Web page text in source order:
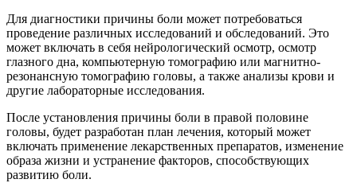
Для диагностики причины боли может потребоваться
проведение различных исследований и обследований. Это
может включать в себя нейрологический осмотр, осмотр
глазного дна, компьютерную томографию или магнитно-
резонансную томографию головы, а также анализы крови и
другие лабораторные исследования.
После установления причины боли в правой половине
головы, будет разработан план лечения, который может
включать применение лекарственных препаратов, изменение
образа жизни и устранение факторов, способствующих
развитию боли.